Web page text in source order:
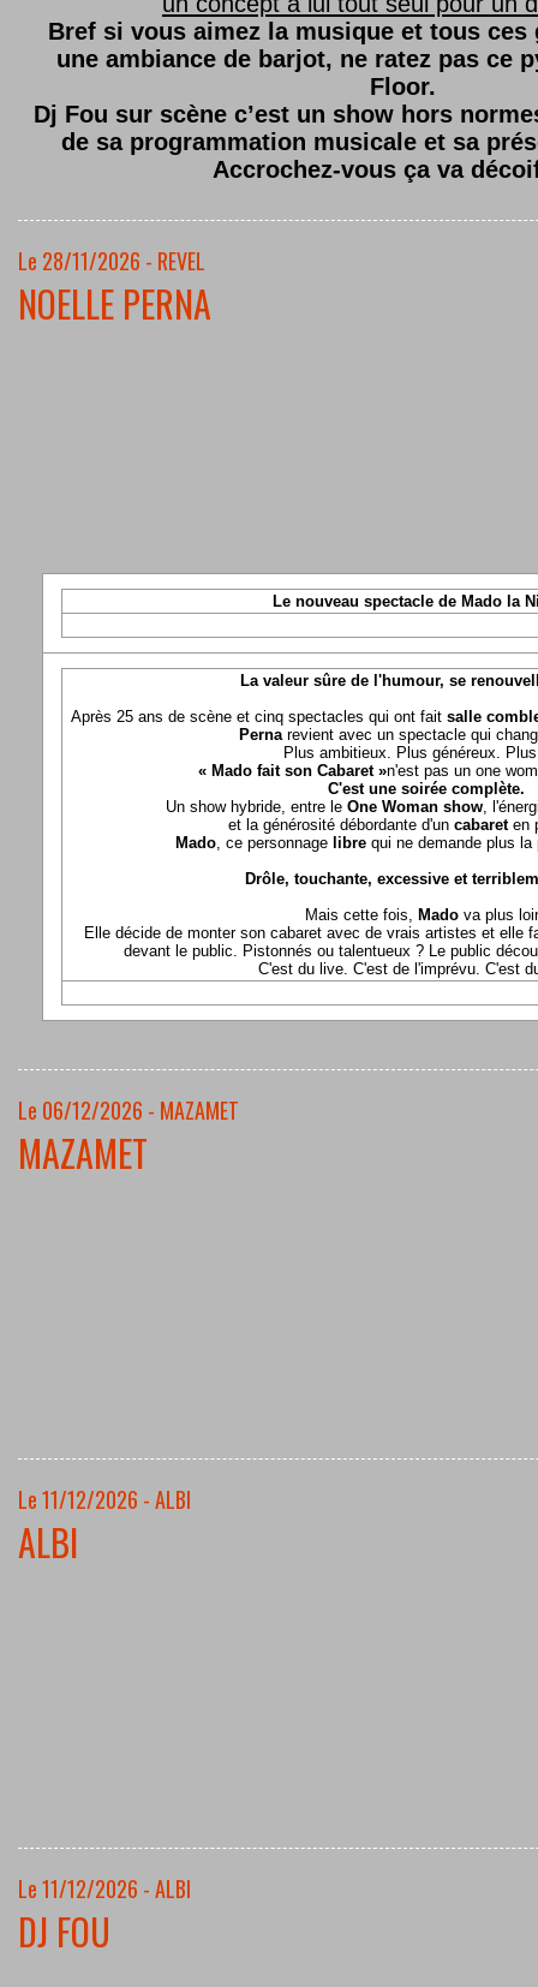
Bref si vous aimez la musique et tous ces
une ambiance de barjot, ne ratez pas ce
Floor.
Dj Fou sur scène c’est un show hors
de sa programmation musicale et sa
Accrochez-vous ça va
Le 28/11/2026 - REVEL
NOELLE PERNA
Le nouveau spectacle de Mado la
La valeur sûre de l'humour, se
Après 25 ans de scène et cinq spectacles qui ont fait salle
Pernarevient avec un spectacle qui
Plus ambitieux. Plus généreux.
« Mado fait son Cabaret »n'est pas un one
C'est une soirée complète.
Un show hybride, entre le One Woman show,
et la générosité débordante d'un cabaret en
Mado, ce personnage librequi ne demande plus la
Drôle, touchante, excessive et
Mais cette fois, Mado va plus
Elle décide de monter son cabaret avec de vrais artistes et elle
devant le public. Pistonnés ou talentueux ? Le public
C'est du live. C'est de l'imprévu. C'est
Le 06/12/2026 - MAZAMET
MAZAMET
Le 11/12/2026 - ALBI
ALBI
Le 11/12/2026 - ALBI
DJ FOU